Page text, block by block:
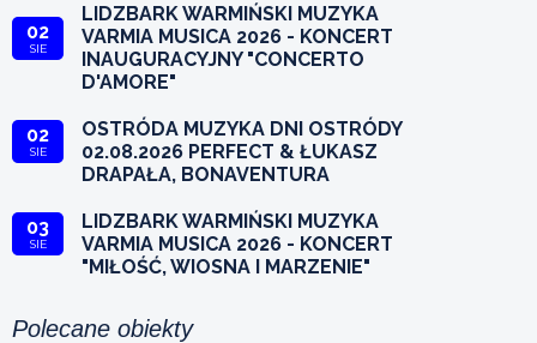
02
SIE
LIDZBARK WARMIŃSKI MUZYKA
VARMIA MUSICA 2026 - KONCERT
INAUGURACYJNY "CONCERTO
D'AMORE"
02
SIE
OSTRÓDA MUZYKA DNI OSTRÓDY
02.08.2026 PERFECT & ŁUKASZ
DRAPAŁA, BONAVENTURA
03
SIE
LIDZBARK WARMIŃSKI MUZYKA
VARMIA MUSICA 2026 - KONCERT
"MIŁOŚĆ, WIOSNA I MARZENIE"
Polecane obiekty